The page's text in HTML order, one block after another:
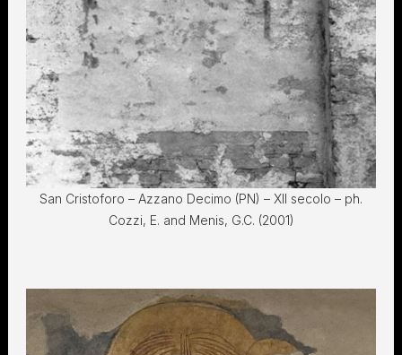
San Cristoforo – Azzano Decimo (PN) – XII secolo – ph.
Cozzi, E. and Menis, G.C. (2001)